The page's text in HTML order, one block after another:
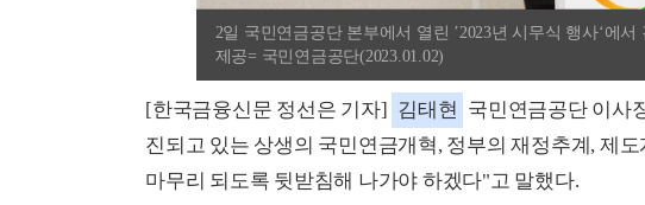
2일 국민연금공단 본부에서 열린 ’2023년 시무식 행사‘에
제공= 국민연금공단(2023.01.02)
[한국금융신문 정선은 기자] 김태현
국민연금공단 이사
진되고 있는 상생의 국민연금개혁, 정부의 재정추계, 제
마무리 되도록 뒷받침해 나가야 하겠다"고 말했다.